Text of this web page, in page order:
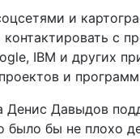
и
с
IBM и других
и
Денис Давыдов
бы не плохо